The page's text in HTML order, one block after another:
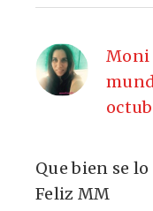
Moni
Que bien se lo
Feliz MM